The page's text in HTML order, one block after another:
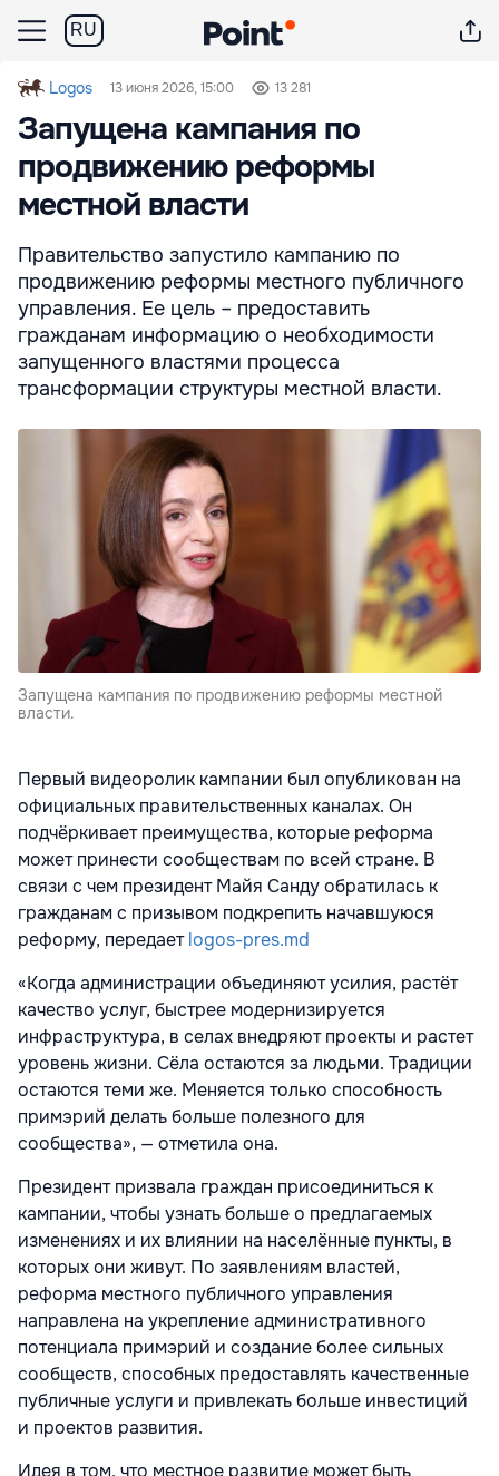
RU
Logos 13 июня 2026, 15:00 13 281
Запущена кампания по
продвижению реформы
местной власти
Правительство запустило кампанию по
продвижению реформы местного публичного
управления. Ее цель – предоставить
гражданам информацию о необходимости
запущенного властями процесса
трансформации структуры местной власти.
Запущена кампания по продвижению реформы местной
власти.
Первый видеоролик кампании был опубликован на
официальных правительственных каналах. Он
подчёркивает преимущества, которые реформа
может принести сообществам по всей стране. В
связи с чем президент Майя Санду обратилась к
гражданам с призывом подкрепить начавшуюся
реформу, передаетlogos-pres.md
«Когда администрации объединяют усилия, растёт
качество услуг, быстрее модернизируется
инфраструктура, в селах внедряют проекты и растет
уровень жизни. Сёла остаются за людьми. Традиции
остаются теми же. Меняется только способность
примэрий делать больше полезного для
сообщества», — отметила она.
Президент призвала граждан присоединиться к
кампании, чтобы узнать больше о предлагаемых
изменениях и их влиянии на населённые пункты, в
которых они живут. По заявлениям властей,
реформа местного публичного управления
направлена на укрепление административного
потенциала примэрий и создание более сильных
сообществ, способных предоставлять качественные
публичные услуги и привлекать больше инвестиций
и проектов развития.
Идея в том, что местное развитие может быть